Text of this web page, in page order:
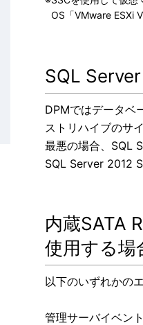
OS「VMware ESXi
SQL
DPMではデータベ
ストリハイブのサ
最悪の場合、SQL
SQL Server 2012
内蔵SATA
使用する場
以下のいずれかの
管理サーバイベン